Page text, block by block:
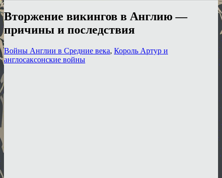
Вторжение викингов в Англию —
причины и последствия
Войны Англии в Средние века, Король Артур и
англосаксонские войны